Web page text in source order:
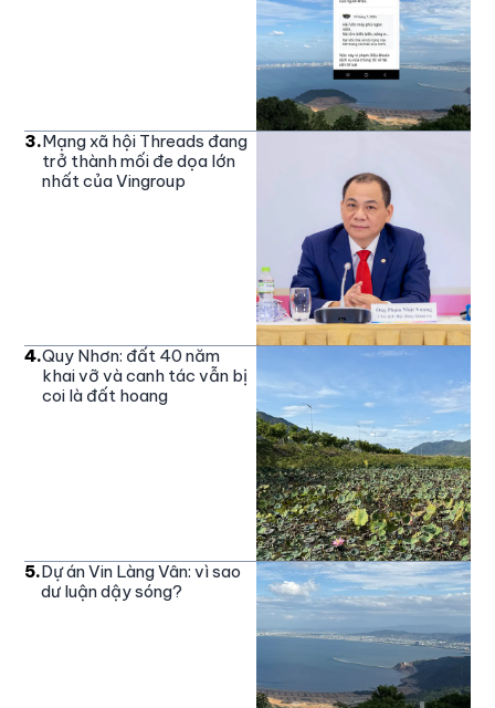
3.Mạng xã hội Threads đang
trở thành mối đe dọa lớn
nhất của Vingroup
4.Quy Nhơn: đất 40 năm
khai vỡ và canh tác vẫn bị
coi là đất hoang
5.Dự án Vin Làng Vân: vì sao
dư luận dậy sóng?